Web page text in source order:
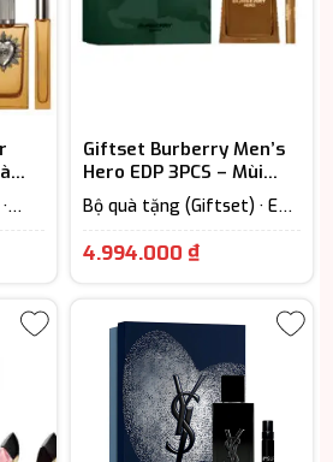
Giftset Burberry Men’s
Hero EDP 3PCS – Mùi
Hương Nam Tính Hiện
Đại
Bộ quà tặng (Giftset) · EDP
hương từ 7-12h) · Nước Hoa
4.994.000 ₫